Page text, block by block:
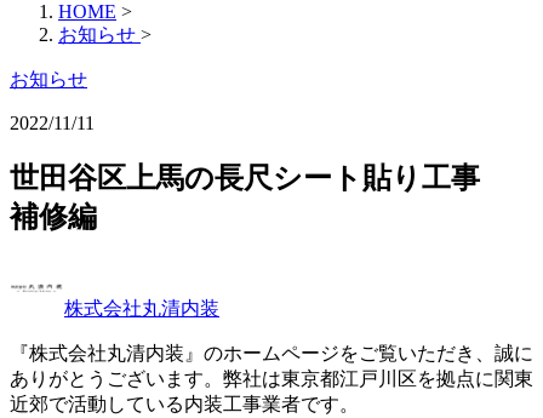
HOME >
お知らせ >
お知らせ
2022/11/11
世田谷区上馬の長尺シート貼り工事
補修編
株式会社丸清内装
『株式会社丸清内装』のホームページをご覧いただき、誠に
ありがとうございます。弊社は東京都江戸川区を拠点に関東
近郊で活動している内装工事業者です。